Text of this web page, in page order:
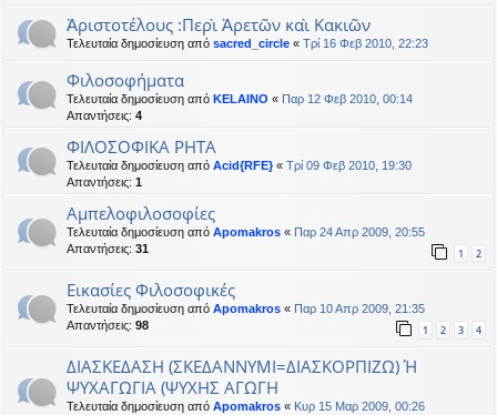
Ἀριστοτέλους :Περὶ Ἀρετῶν καὶ Κακιῶν
Τελευταία δημοσίευση από sacred_circle « Τρί 16 Φεβ 2010, 22:23
Φιλοσοφήματα
Τελευταία δημοσίευση από KELAINO « Παρ 12 Φεβ 2010, 00:14
Απαντήσεις: 4
ΦΙΛΟΣΟΦΙΚΑ ΡΗΤΑ
Τελευταία δημοσίευση από Acid{RFE}« Τρί 09 Φεβ 2010, 19:30
Απαντήσεις: 1
Αμπελοφιλοσοφίες
Τελευταία δημοσίευση από Apomakros « Παρ 24 Απρ 2009, 20:55
Απαντήσεις: 31 1 2
Εικασίες Φιλοσοφικές
Τελευταία δημοσίευση από Apomakros « Παρ 10 Απρ 2009, 21:35
Απαντήσεις: 98 1 2 3 4
ΔΙΑΣΚΕΔΑΣΗ (ΣΚΕΔΑΝΝΥΜΙ=ΔΙΑΣΚΟΡΠΙΖΩ) Ή
ΨΥΧΑΓΩΓΙΑ (ΨΥΧΗΣ ΑΓΩΓΗ
Τελευταία δημοσίευση από Apomakros « Κυρ 15 Μαρ 2009, 00:26